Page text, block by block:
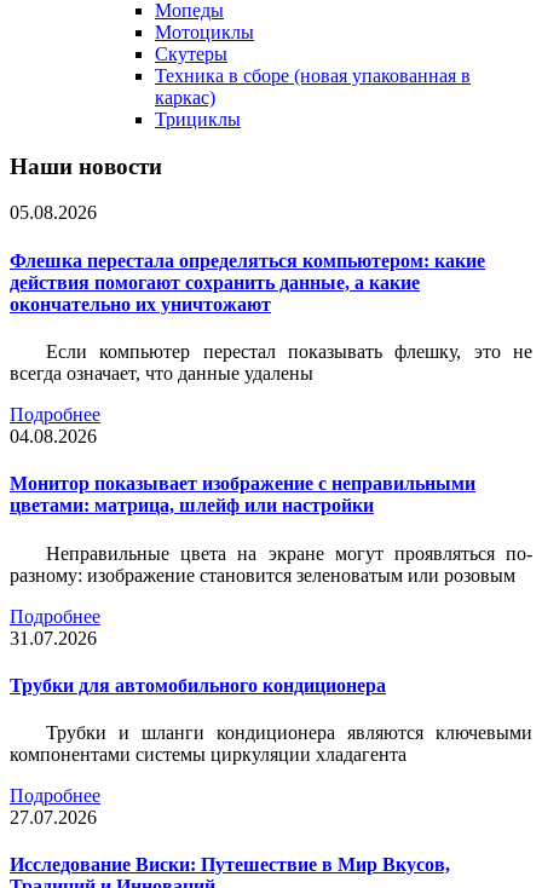
Мопеды
Мотоциклы
Скутеры
Техника в сборе (новая упакованная в
каркас)
Трициклы
Наши новости
05.08.2026
Флешка перестала определяться компьютером: какие
действия помогают сохранить данные, а какие
окончательно их уничтожают
Если компьютер перестал показывать флешку, это не
всегда означает, что данные удалены
Подробнее
04.08.2026
Монитор показывает изображение с неправильными
цветами: матрица, шлейф или настройки
Неправильные цвета на экране могут проявляться по-
разному: изображение становится зеленоватым или розовым
Подробнее
31.07.2026
Трубки для автомобильного кондиционера
Трубки и шланги кондиционера являются ключевыми
компонентами системы циркуляции хладагента
Подробнее
27.07.2026
Исследование Виски: Путешествие в Мир Вкусов,